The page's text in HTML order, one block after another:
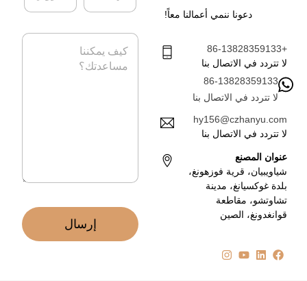
دعونا ننمي أعمالنا معاً!
+86-13828359133
لا تتردد في الاتصال بنا
86-13828359133
لا تتردد في الاتصال بنا
hy156@czhanyu.com
لا تتردد في الاتصال بنا
عنوان المصنع
شياويبيان، قرية فوزهونغ،
بلدة غوكسيانغ، مدينة
تشاوتشو، مقاطعة
قوانغدونغ، الصين
ب
ي
ه
ت
ف
ا
إرسال